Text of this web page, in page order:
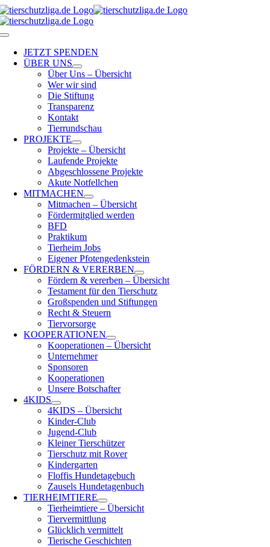
Skip
to
content
Toggle
NavigationJETZT SPENDEN
ÜBER UNS
Über Uns – Übersicht
Wer wir sind
Die Stiftung
Transparenz
Kontakt
Tierrundschau
PROJEKTE
Projekte – Übersicht
Laufende Projekte
Abgeschlossene Projekte
Akute Notfellchen
MITMACHEN
Mitmachen – Übersicht
Fördermitglied werden
BFD
Praktikum
Tierheim Jobs
Eigener Pfotengedenkstein
FÖRDERN & VERERBEN
Fördern & vererben – Übersicht
Testament für den Tierschutz
Großspenden und Stiftungen
Recht & Steuern
Tiervorsorge
KOOPERATIONEN
Kooperationen – Übersicht
Unternehmer
Sponsoren
Kooperationen
Unsere Botschafter
4KIDS
4KIDS – Übersicht
Kinder-Club
Jugend-Club
Kleiner Tierschützer
Tierschutz mit Rover
Kindergarten
Floffis Hundetagebuch
Zausels Hundetagenbuch
TIERHEIMTIERE
Tierheimtiere – Übersicht
Tiervermittlung
Glücklich vermittelt
Tierische Geschichten